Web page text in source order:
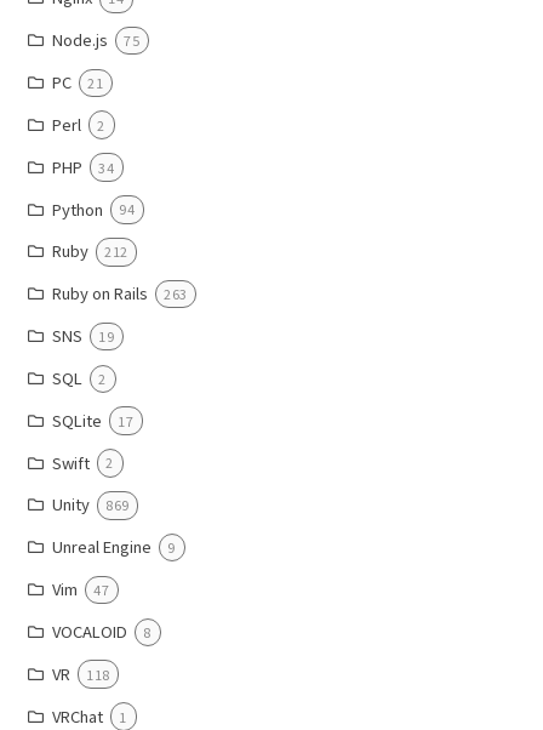
Node.js 75
PC 21
Perl 2
PHP 34
Python 94
Ruby 212
Ruby on Rails 263
SNS 19
SQL 2
SQLite 17
Swift 2
Unity 869
Unreal Engine 9
Vim 47
VOCALOID 8
VR 118
VRChat 1